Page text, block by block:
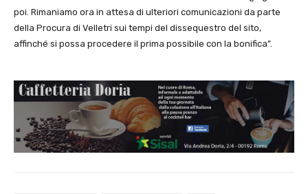
poi. Rimaniamo ora in attesa di ulteriori comunicazioni da parte
della Procura di Velletri sui tempi del dissequestro del sito,
affinché si possa procedere il prima possibile con la bonifica”.